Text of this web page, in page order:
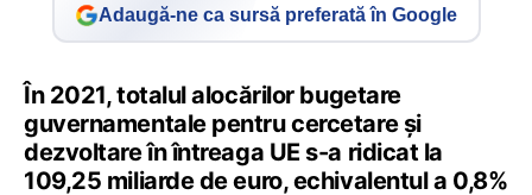
Adaugă-ne ca sursă preferată în Google
În 2021, totalul alocărilor bugetare
guvernamentale pentru cercetare și
dezvoltare în întreaga UE s-a ridicat la
109,25 miliarde de euro, echivalentul a 0,8%